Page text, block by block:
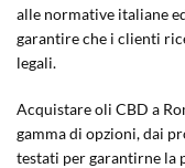
alle normative italiane
garantire che i clienti
legali.
Acquistare oli CBD a
gamma di opzioni, dai
testati per garantirne la